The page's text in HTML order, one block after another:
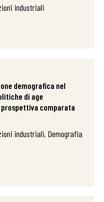
industriali
demografica nel
di age
prospettiva comparata
industriali, Demografia